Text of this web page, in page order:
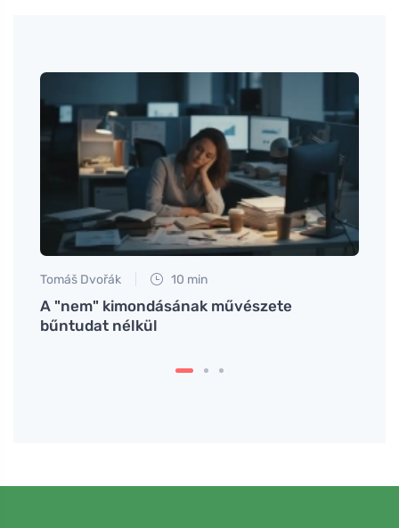
Tomáš Dvořák 10 min
A "nem" kimondásának művészete
bűntudat nélkül